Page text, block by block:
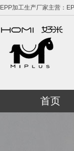
EPP加工生产厂家主营：
首页